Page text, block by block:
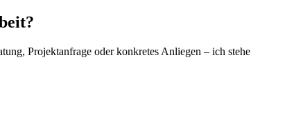
Projektanfrage oder konkretes Anliegen – ich stehe